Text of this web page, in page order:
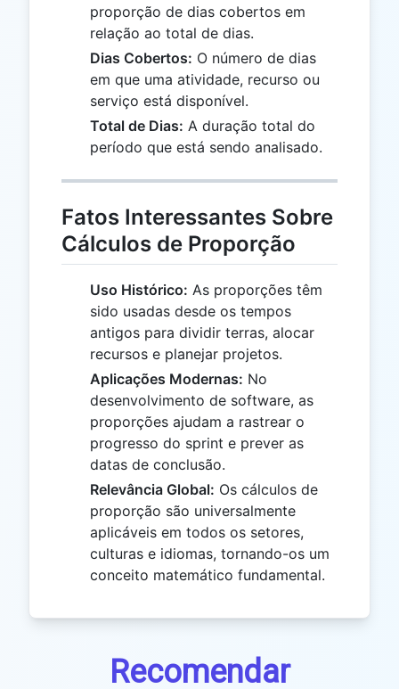
proporção de dias cobertos em
relação ao total de dias.
Dias Cobertos: O número de dias
em que uma atividade, recurso ou
serviço está disponível.
Total de Dias: A duração total do
período que está sendo analisado.
Fatos Interessantes Sobre
Cálculos de Proporção
Uso Histórico: As proporções têm
sido usadas desde os tempos
antigos para dividir terras, alocar
recursos e planejar projetos.
Aplicações Modernas: No
desenvolvimento de software, as
proporções ajudam a rastrear o
progresso do sprint e prever as
datas de conclusão.
Relevância Global: Os cálculos de
proporção são universalmente
aplicáveis ​​em todos os setores,
culturas e idiomas, tornando-os um
conceito matemático fundamental.
Recomendar